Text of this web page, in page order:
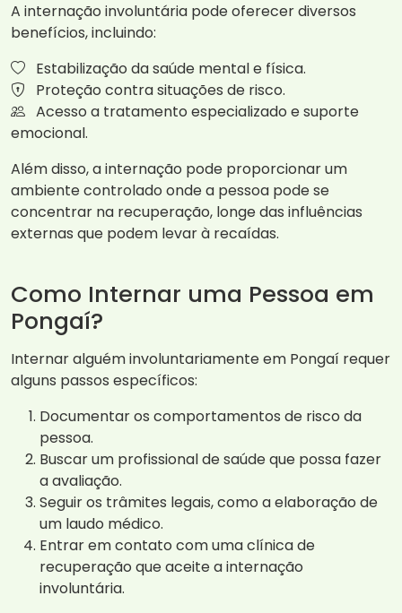
A internação involuntária pode oferecer diversos
benefícios, incluindo:
Estabilização da saúde mental e física.
Proteção contra situações de risco.
Acesso a tratamento especializado e suporte
emocional.
Além disso, a internação pode proporcionar um
ambiente controlado onde a pessoa pode se
concentrar na recuperação, longe das influências
externas que podem levar à recaídas.
Como Internar uma Pessoa em
Pongaí?
Internar alguém involuntariamente em Pongaí requer
alguns passos específicos:
Documentar os comportamentos de risco da
pessoa.
Buscar um profissional de saúde que possa fazer
a avaliação.
Seguir os trâmites legais, como a elaboração de
um laudo médico.
Entrar em contato com uma clínica de
recuperação que aceite a internação
involuntária.